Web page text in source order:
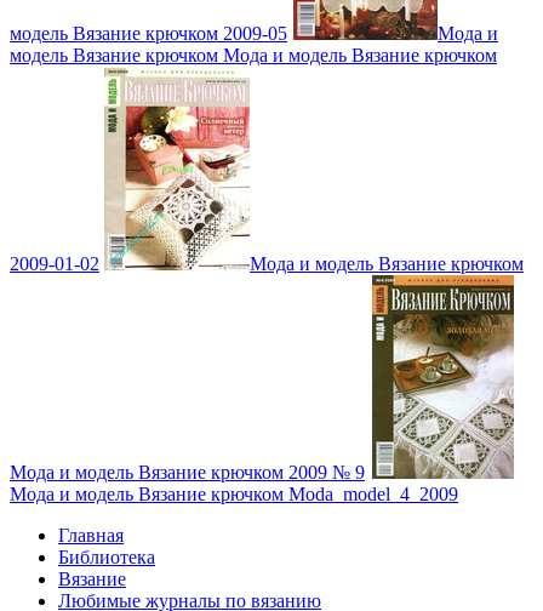
модель Вязание крючком 2009-05
Мода и
модель Вязание крючком Мода и модель Вязание крючком
2009-01-02 Мода и модель Вязание крючком
Мода и модель Вязание крючком 2009 № 9
Мода и модель Вязание крючком Moda_model_4_2009
Главная
Библиотека
Вязание
Любимые журналы по вязанию